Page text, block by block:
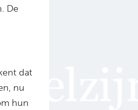
De
dat
nu
hun